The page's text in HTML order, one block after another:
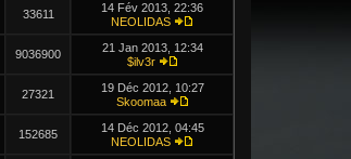
33611
14 Fév 2013, 22:36
NEOLIDAS
9036900
21 Jan 2013, 12:34
$ilv3r
27321
19 Déc 2012, 10:27
Skoomaa
152685
14 Déc 2012, 04:45
NEOLIDAS